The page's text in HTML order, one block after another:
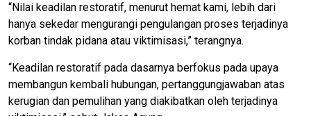
“Nilai keadilan restoratif, menurut hemat kami, lebih dari
hanya sekedar mengurangi pengulangan proses terjadinya
korban tindak pidana atau viktimisasi,” terangnya.
“Keadilan restoratif pada dasarnya berfokus pada upaya
membangun kembali hubungan, pertanggungjawaban atas
kerugian dan pemulihan yang diakibatkan oleh terjadinya